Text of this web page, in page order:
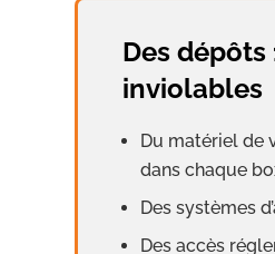
Des dépôts
inviolables
Du matériel de
dans chaque
Des systèmes
Des accès